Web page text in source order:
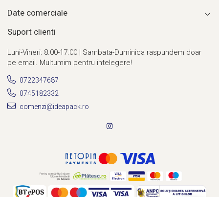
Date comerciale
Suport clienti
Luni-Vineri: 8.00-17.00 | Sambata-Duminica raspundem doar
pe email. Multumim pentru intelegere!
0722347687
0745182332
comenzi@ideapack.ro